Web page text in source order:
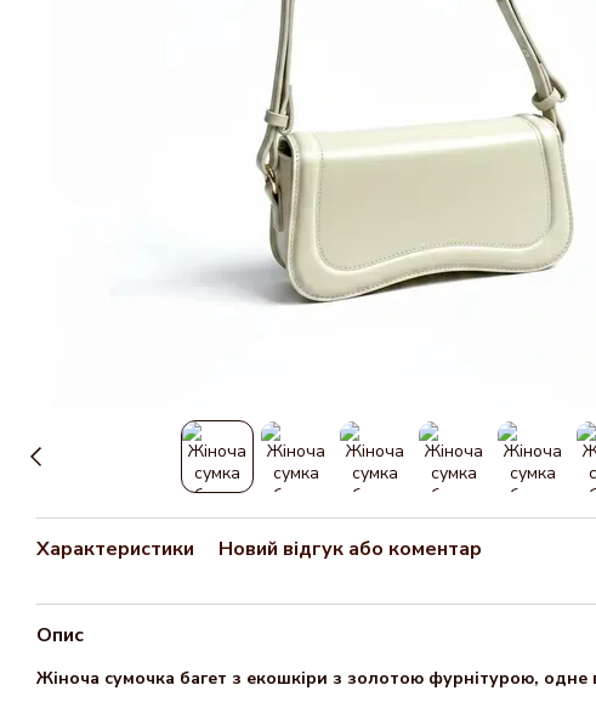
Характеристики Новий відгук або коментар
Опис
Жіноча сумочка багет з екошкіри з золотою фурнітурою, одне